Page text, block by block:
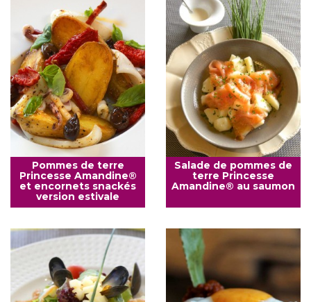
Pommes de terre
Princesse Amandine®
et encornets snackés
version estivale
Salade de pommes de
terre Princesse
Amandine® au saumon